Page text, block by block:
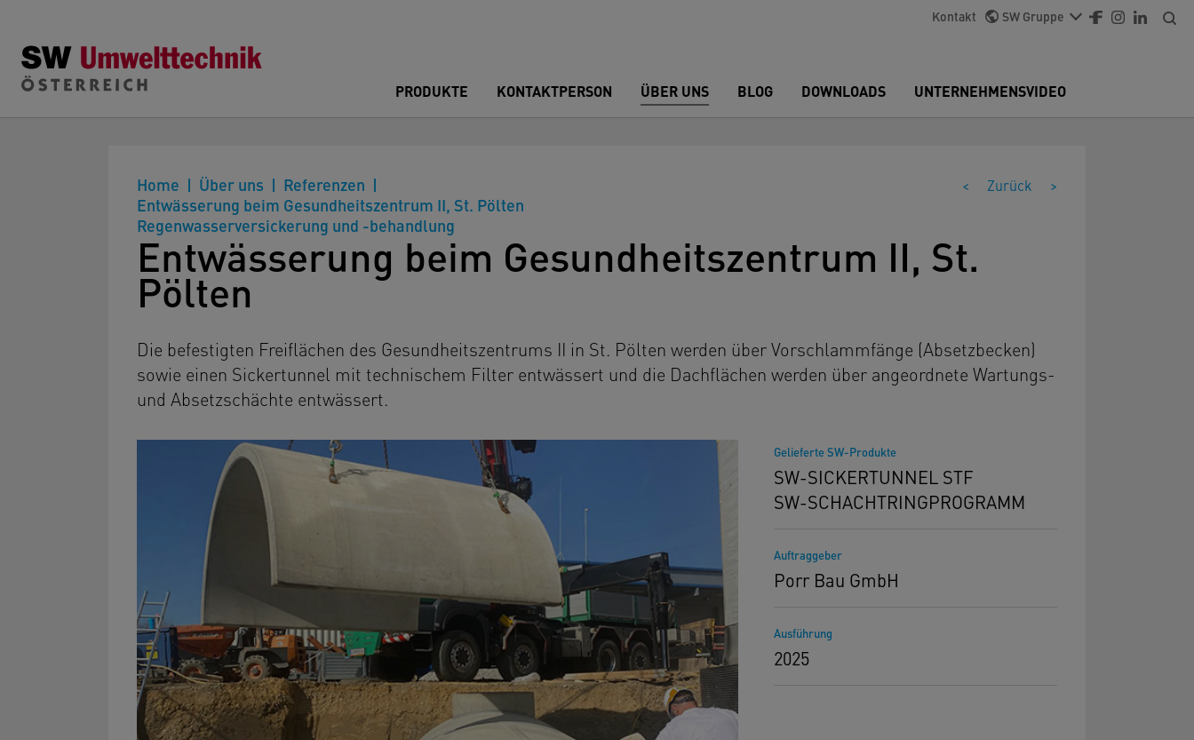
Kontakt SW Gruppe
PRODUKTE KONTAKTPERSON ÜBER UNS BLOG DOWNLOADS UNTERNEHMENSVIDEO
Home Über uns
Referenzen
Entwässerung beim Gesundheitszentrum II, St. Pölten
< Zurück >
Regenwasserversickerung und -behandlung
Entwässerung beim Gesundheitszentrum II, St.
Pölten
Die befestigten Freiflächen des Gesundheitszentrums II in St. Pölten werden über Vorschlammfänge (Absetzbecken)
sowie einen Sickertunnel mit technischem Filter entwässert und die Dachflächen werden über angeordnete Wartungs-
und Absetzschächte entwässert.
Gelieferte SW-Produkte
SW-SICKERTUNNEL STF
SW-SCHACHTRINGPROGRAMM
Auftraggeber
Porr Bau GmbH
Ausführung
2025